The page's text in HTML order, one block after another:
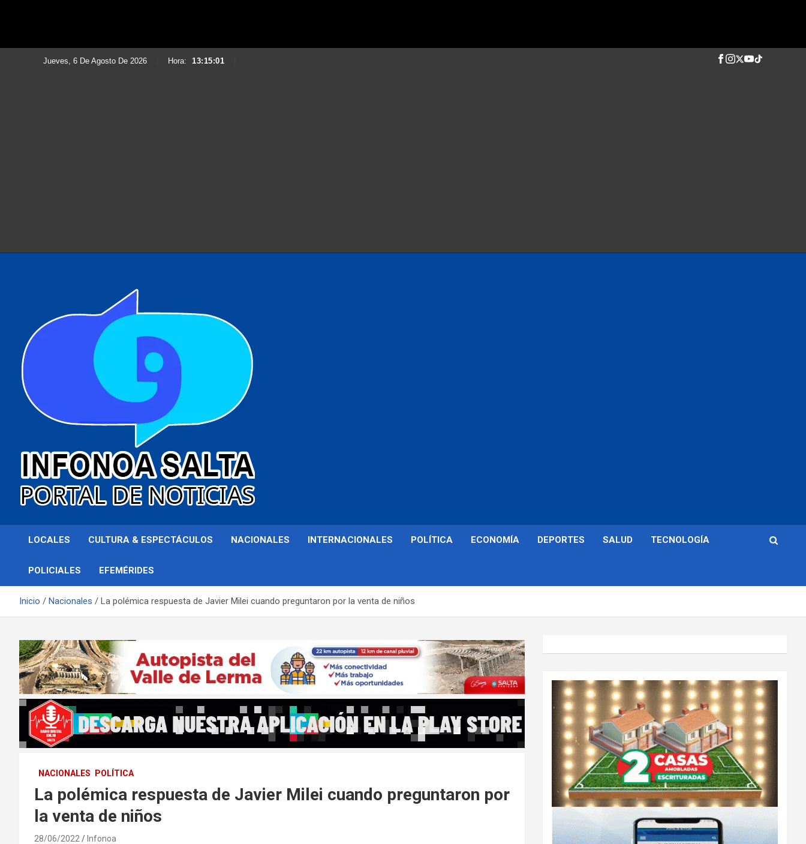
Jueves, 6 De Agosto De 2026 Hora: 13:15:03
Infonoa Salta
LOCALES CULTURA & ESPECTÁCULOS NACIONALES INTERNACIONALES POLÍTICA ECONOMÍA DEPORTES SALUD TECNOLOGÍA
POLICIALES EFEMÉRIDES
Inicio Nacionales La polémica respuesta de Javier Milei cuando preguntaron por la venta de niños
NACIONALES POLÍTICA
La polémica respuesta de Javier Milei cuando preguntaron por
la venta de niños
28/06/2022 Infonoa